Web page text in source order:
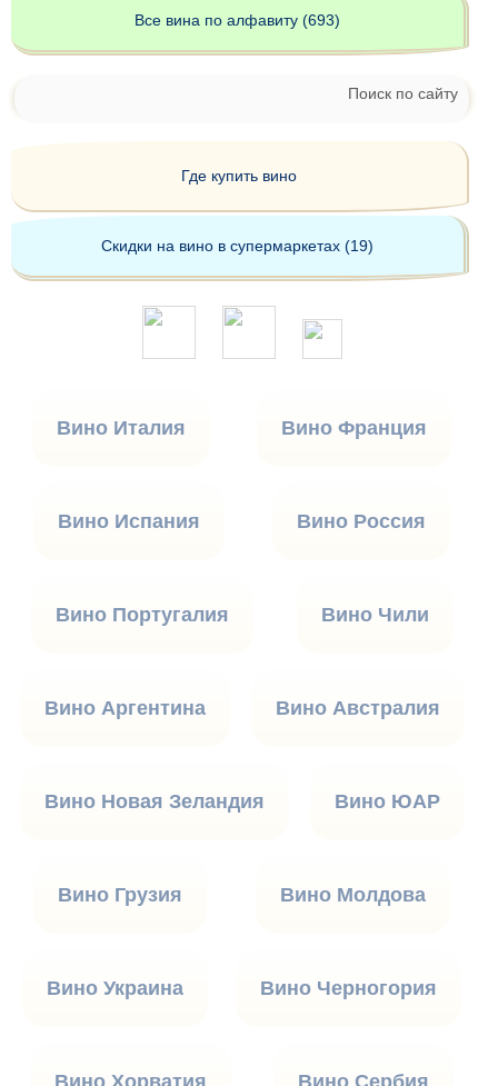
Все вина по алфавиту (693)
Поиск по сайту
Где купить вино
Скидки на вино в супермаркетах (19)
Вино Италия Вино Франция
Вино Испания Вино Россия
Вино Португалия Вино Чили
Вино Аргентина Вино Австралия
Вино Новая Зеландия Вино ЮАР
Вино Грузия Вино Молдова
Вино Украина Вино Черногория
Вино Хорватия Вино Сербия